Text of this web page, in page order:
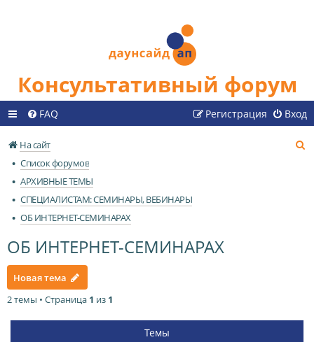
Консультативный форум
FAQ Вход
Регистрация
На сайт
Список форумов
АРХИВНЫЕ ТЕМЫ
СПЕЦИАЛИСТАМ: СЕМИНАРЫ, ВЕБИНАРЫ
ОБ ИНТЕРНЕТ-СЕМИНАРАХ
ОБ ИНТЕРНЕТ-СЕМИНАРАХ
Новая тема
2 темы • Страница 1 из 1
Темы